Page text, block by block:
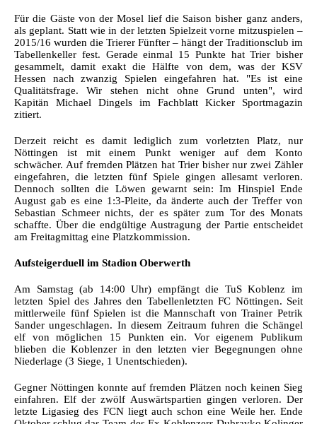
Für die Gäste von der Mosel lief die Saison bisher ganz anders,
als geplant. Statt wie in der letzten Spielzeit vorne mitzuspielen –
2015/16 wurden die Trierer Fünfter – hängt der Traditionsclub im
Tabellenkeller fest. Gerade einmal 15 Punkte hat Trier bisher
gesammelt, damit exakt die Hälfte von dem, was der KSV
Hessen nach zwanzig Spielen eingefahren hat. "Es ist eine
Qualitätsfrage. Wir stehen nicht ohne Grund unten", wird
Kapitän Michael Dingels im Fachblatt Kicker Sportmagazin
zitiert.
Derzeit reicht es damit lediglich zum vorletzten Platz, nur
Nöttingen ist mit einem Punkt weniger auf dem Konto
schwächer. Auf fremden Plätzen hat Trier bisher nur zwei Zähler
eingefahren, die letzten fünf Spiele gingen allesamt verloren.
Dennoch sollten die Löwen gewarnt sein: Im Hinspiel Ende
August gab es eine 1:3-Pleite, da änderte auch der Treffer von
Sebastian Schmeer nichts, der es später zum Tor des Monats
schaffte. Über die endgültige Austragung der Partie entscheidet
am Freitagmittag eine Platzkommission.
Aufsteigerduell im Stadion Oberwerth
Am Samstag (ab 14:00 Uhr) empfängt die TuS Koblenz im
letzten Spiel des Jahres den Tabellenletzten FC Nöttingen. Seit
mittlerweile fünf Spielen ist die Mannschaft von Trainer Petrik
Sander ungeschlagen. In diesem Zeitraum fuhren die Schängel
elf von möglichen 15 Punkten ein. Vor eigenem Publikum
blieben die Koblenzer in den letzten vier Begegnungen ohne
Niederlage (3 Siege, 1 Unentschieden).
Gegner Nöttingen konnte auf fremden Plätzen noch keinen Sieg
einfahren. Elf der zwölf Auswärtspartien gingen verloren. Der
letzte Ligasieg des FCN liegt auch schon eine Weile her. Ende